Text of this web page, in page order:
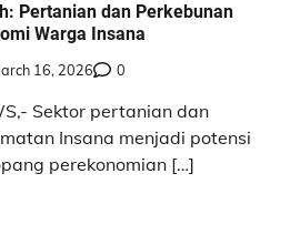
Pertanian dan Perkebunan
Warga Insana
16, 2026 0
Sektor pertanian dan
Insana menjadi potensi
perekonomian […]